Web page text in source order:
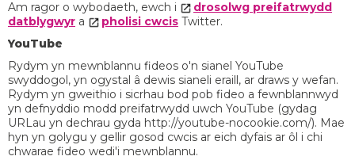
Am ragor o wybodaeth, ewch i
drosolwg preifatrwydd
datblygwyr a pholisi cwcis Twitter.
YouTube
Rydym yn mewnblannu fideos o'n sianel YouTube
swyddogol, yn ogystal â dewis sianeli eraill, ar draws y wefan.
Rydym yn gweithio i sicrhau bod pob fideo a fewnblannwyd
yn defnyddio modd preifatrwydd uwch YouTube (gydag
URLau yn dechrau gyda http://youtube-nocookie.com/). Mae
hyn yn golygu y gellir gosod cwcis ar eich dyfais ar ôl i chi
chwarae fideo wedi'i mewnblannu.